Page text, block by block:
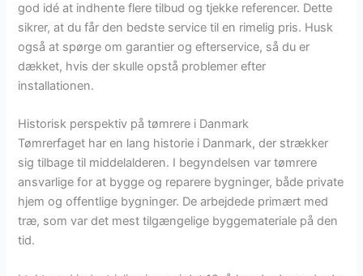
god idé at indhente flere tilbud og tjekke referencer. Dette
sikrer, at du får den bedste service til en rimelig pris. Husk
også at spørge om garantier og efterservice, så du er
dækket, hvis der skulle opstå problemer efter
installationen.
Historisk perspektiv på tømrere i Danmark
Tømrerfaget har en lang historie i Danmark, der strækker
sig tilbage til middelalderen. I begyndelsen var tømrere
ansvarlige for at bygge og reparere bygninger, både private
hjem og offentlige bygninger. De arbejdede primært med
træ, som var det mest tilgængelige byggemateriale på den
tid.